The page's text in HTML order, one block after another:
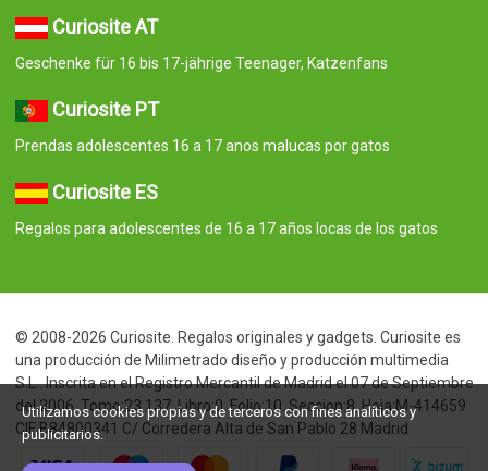
Curiosite AT
Geschenke für 16 bis 17-jährige Teenager, Katzenfans
Curiosite PT
Prendas adolescentes 16 a 17 anos malucas por gatos
Curiosite ES
Regalos para adolescentes de 16 a 17 años locas de los gatos
© 2008-2026 Curiosite. Regalos originales y gadgets. Curiosite es
una producción de Milimetrado diseño y producción multimedia
S.L.. Inscrita en el Registro Mercantil de Madrid el 07 de Septiembre
del 2006. Tomo:23.137. Libro:0. Folio:10. Seccion:8. Hoja:M-414659
CIF:B84800341 C/ Corredera Alta de San Pablo 28 Madrid
Utilizamos cookies propias y de terceros con fines analíticos y
publicitarios.